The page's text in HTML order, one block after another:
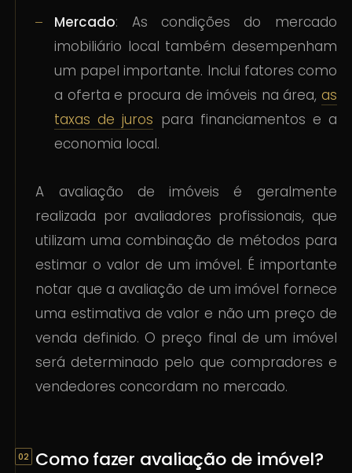
Mercado: As condições do mercado
imobiliário local também desempenham
um papel importante. Inclui fatores como
a oferta e procura de imóveis na área, as
taxas de juros para financiamentos e a
economia local.
A avaliação de imóveis é geralmente
realizada por avaliadores profissionais, que
utilizam uma combinação de métodos para
estimar o valor de um imóvel. É importante
notar que a avaliação de um imóvel fornece
uma estimativa de valor e não um preço de
venda definido. O preço final de um imóvel
será determinado pelo que compradores e
vendedores concordam no mercado.
Como fazer avaliação de imóvel?